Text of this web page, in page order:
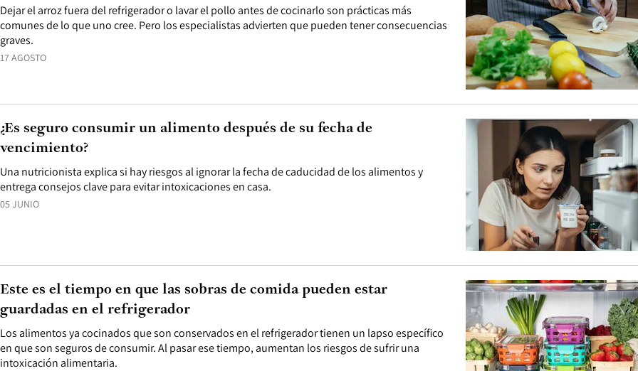
17 AGOSTO
Dejar el arroz fuera del refrigerador o lavar el pollo antes de cocinarlo son prácticas más
comunes de lo que uno cree. Pero los especialistas advierten que pueden tener consecuencias
graves.
05 JUNIO
Una nutricionista explica si hay riesgos al ignorar la fecha de caducidad de los alimentos y
entrega consejos clave para evitar intoxicaciones en casa.
¿Es seguro consumir un alimento después de su fecha de
vencimiento?
Los alimentos ya cocinados que son conservados en el refrigerador tienen un lapso específico
en que son seguros de consumir. Al pasar ese tiempo, aumentan los riesgos de sufrir una
intoxicación alimentaria.
Este es el tiempo en que las sobras de comida pueden estar
guardadas en el refrigerador